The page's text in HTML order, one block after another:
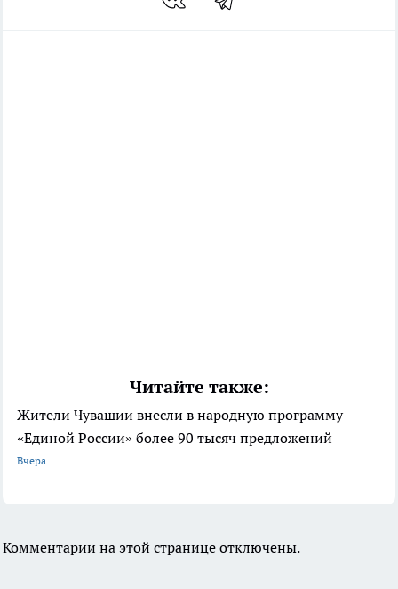
Читайте также:
Жители Чувашии внесли в народную программу
«Единой России» более 90 тысяч предложений
Вчера
Комментарии на этой странице отключены.